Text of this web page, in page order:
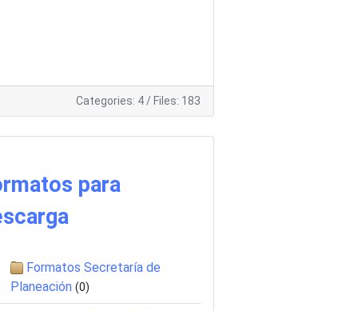
Categories: 4/ Files: 183
para
Formatos Secretaría de
Planeación (0)